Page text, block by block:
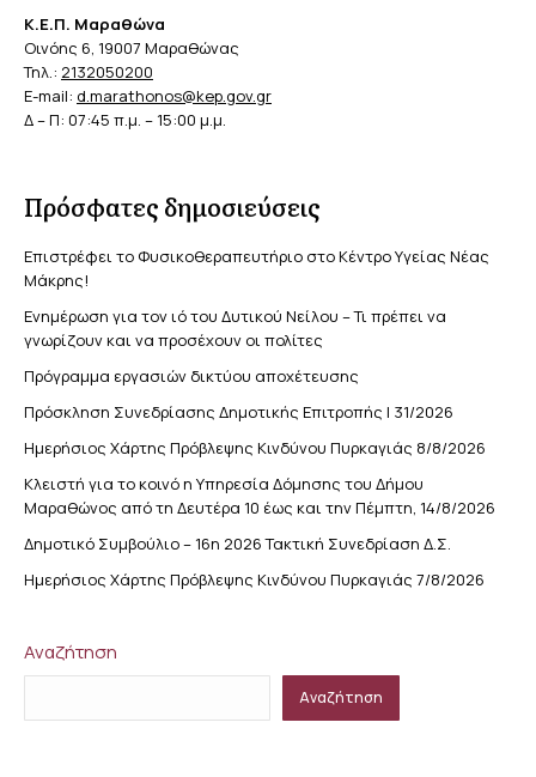
Κ.Ε.Π. Μαραθώνα
Οινόης 6, 19007 Μαραθώνας
Τηλ.: 2132050200
E-mail: d.marathonos@kep.gov.gr
Δ – Π: 07:45 π.μ. – 15:00 μ.μ.
Πρόσφατες δημοσιεύσεις
Επιστρέφει το Φυσικοθεραπευτήριο στο Κέντρο Υγείας Νέας
Μάκρης!
Ενημέρωση για τον ιό του Δυτικού Νείλου – Τι πρέπει να
γνωρίζουν και να προσέχουν οι πολίτες
Πρόγραμμα εργασιών δικτύου αποχέτευσης
Πρόσκληση Συνεδρίασης Δημοτικής Επιτροπής | 31/2026
Ημερήσιος Χάρτης Πρόβλεψης Κινδύνου Πυρκαγιάς 8/8/2026
Κλειστή για το κοινό η Υπηρεσία Δόμησης του Δήμου
Μαραθώνος από τη Δευτέρα 10 έως και την Πέμπτη, 14/8/2026
Δημοτικό Συμβούλιο – 16η 2026 Τακτική Συνεδρίαση Δ.Σ.
Ημερήσιος Χάρτης Πρόβλεψης Κινδύνου Πυρκαγιάς 7/8/2026
Αναζήτηση
Αναζήτηση